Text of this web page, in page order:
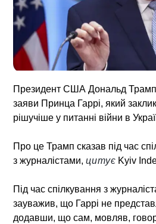
Президент США Дональд
заяви Принца Гаррі, який
рішучіше у питанні війни в
Про це Трамп сказав під час
з журналістами,цитує Kyiv
Під час спілкування з
зауважив, що Гаррі не
додавши, що сам, мовляв,